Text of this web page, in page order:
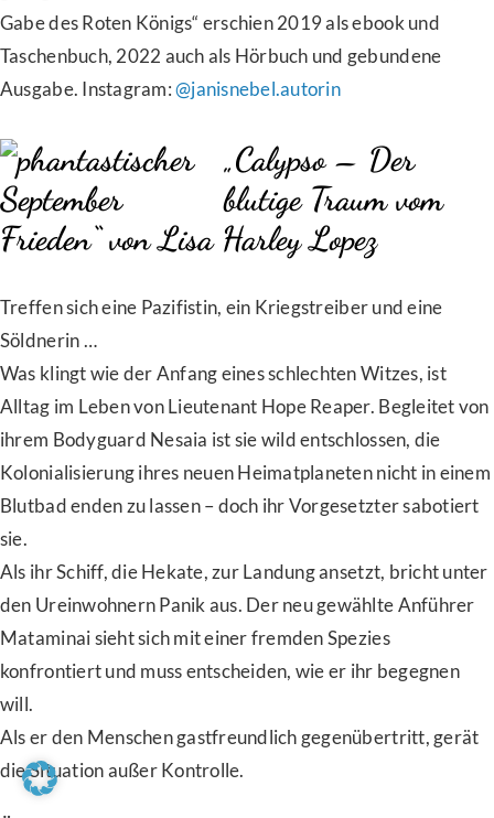
Gabe des Roten Königs“ erschien 2019 als ebook und
Taschenbuch, 2022 auch als Hörbuch und gebundene
Ausgabe. Instagram:@janisnebel.autorin
„Calypso – Der
blutige Traum vom
Frieden“ von Lisa Harley Lopez
Treffen sich eine Pazifistin, ein Kriegstreiber und eine
Söldnerin …
Was klingt wie der Anfang eines schlechten Witzes, ist
Alltag im Leben von Lieutenant Hope Reaper. Begleitet von
ihrem Bodyguard Nesaia ist sie wild entschlossen, die
Kolonialisierung ihres neuen Heimatplaneten nicht in einem
Blutbad enden zu lassen – doch ihr Vorgesetzter sabotiert
sie.
Als ihr Schiff, die Hekate, zur Landung ansetzt, bricht unter
den Ureinwohnern Panik aus. Der neu gewählte Anführer
Mataminai sieht sich mit einer fremden Spezies
konfrontiert und muss entscheiden, wie er ihr begegnen
will.
Als er den Menschen gastfreundlich gegenübertritt, gerät
die Situation außer Kontrolle.